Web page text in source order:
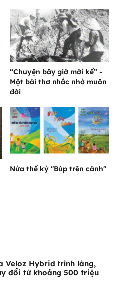
“Chuyện bây giờ mới kể” -
Một bài thơ nhắc nhở muôn
đời
Nửa thế kỷ "Búp trên cành"
Veloz Hybrid trình làng,
đổi từ khoảng 500 triệu